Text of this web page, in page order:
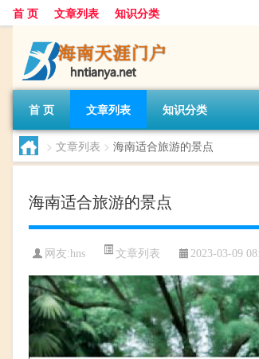
首 页 文章列表 知识分类
首 页 文章列表 知识分类
> 文章列表 > 海南适合旅游的景点
海南适合旅游的景点
网友:hns 文章列表 2023-03-09